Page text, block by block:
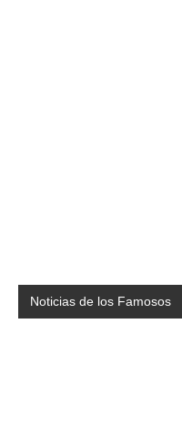
Noticias de los Famosos